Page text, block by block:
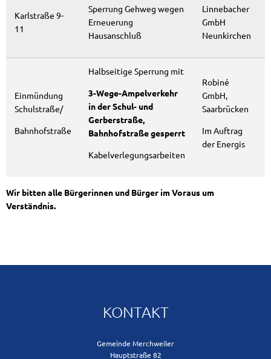
Karlstraße 9-
11
Sperrung Gehweg wegen
Erneuerung
Hausanschluß
Linnebacher
GmbH
Neunkirchen
Einmündung
Schulstraße/
Bahnhofstraße
Halbseitige Sperrung mit
3-Wege-Ampelverkehr
in der Schul- und
Gerberstraße,
Bahnhofstraße gesperrt
Kabelverlegungsarbeiten
Robiné
GmbH,
Saarbrücken
Im Auftrag
der Energis
Wir bitten alle Bürgerinnen und Bürger im Voraus um
Verständnis.
KONTAKT
Gemeinde Merchweiler
Hauptstraße 82